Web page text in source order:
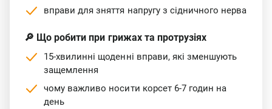
вправи для зняття напругу з сідничного нерва
🔎 Що робити при грижах та протрузіях
15-хвилинні щоденні вправи, які зменшують
защемлення
чому важливо носити корсет 6-7 годин на
день